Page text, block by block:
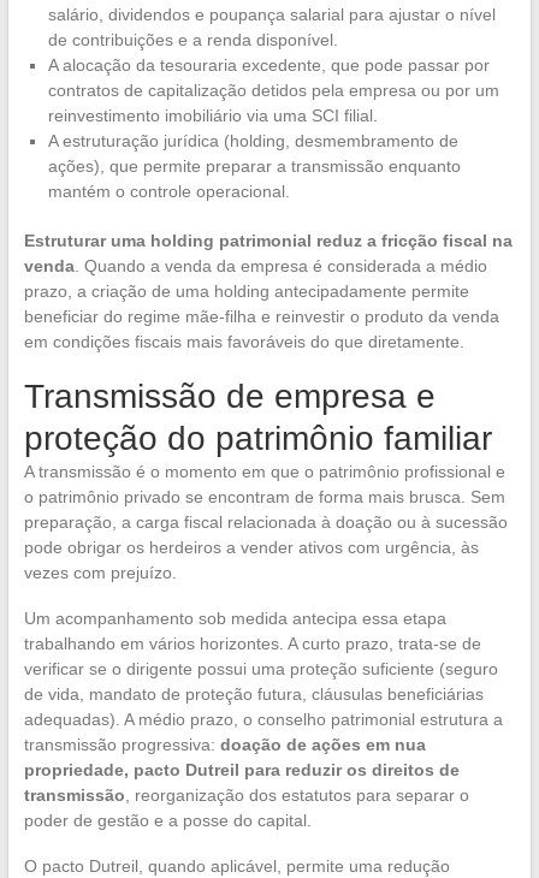
salário, dividendos e poupança salarial para ajustar o nível
de contribuições e a renda disponível.
A alocação da tesouraria excedente, que pode passar por
contratos de capitalização detidos pela empresa ou por um
reinvestimento imobiliário via uma SCI filial.
A estruturação jurídica (holding, desmembramento de
ações), que permite preparar a transmissão enquanto
mantém o controle operacional.
Estruturar uma holding patrimonial reduz a fricção fiscal na
venda. Quando a venda da empresa é considerada a médio
prazo, a criação de uma holding antecipadamente permite
beneficiar do regime mãe-filha e reinvestir o produto da venda
em condições fiscais mais favoráveis do que diretamente.
Transmissão de empresa e
proteção do patrimônio familiar
A transmissão é o momento em que o patrimônio profissional e
o patrimônio privado se encontram de forma mais brusca. Sem
preparação, a carga fiscal relacionada à doação ou à sucessão
pode obrigar os herdeiros a vender ativos com urgência, às
vezes com prejuízo.
Um acompanhamento sob medida antecipa essa etapa
trabalhando em vários horizontes. A curto prazo, trata-se de
verificar se o dirigente possui uma proteção suficiente (seguro
de vida, mandato de proteção futura, cláusulas beneficiárias
adequadas). A médio prazo, o conselho patrimonial estrutura a
transmissão progressiva: doação de ações em nua
propriedade, pacto Dutreil para reduzir os direitos de
transmissão , reorganização dos estatutos para separar o
poder de gestão e a posse do capital.
O pacto Dutreil, quando aplicável, permite uma redução